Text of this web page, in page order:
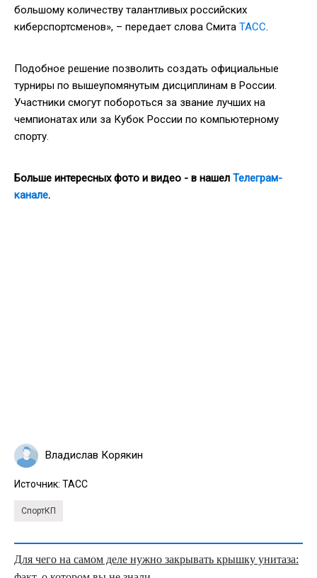
большому количеству талантливых российских
киберспортсменов», – передает слова Смита ТАСС.
Подобное решение позволить создать официальные
турниры по вышеупомянутым дисциплинам в России.
Участники смогут побороться за звание лучших на
чемпионатах или за Кубок России по компьютерному
спорту.
Больше интересных фото и видео - в нашел Телеграм-
канале.
Владислав Корякин
Источник: ТАСС
СпортКП
Для чего на самом деле нужно закрывать крышку унитаза: